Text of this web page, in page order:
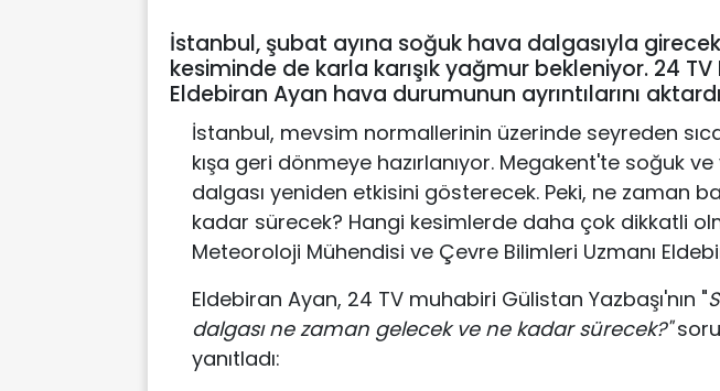
İstanbul, şubat ayına soğuk hava dalgasıyla
kesiminde de karla karışık yağmur bekleniyor. 24
Eldebiran Ayan hava durumunun ayrıntılarını
İstanbul, mevsim normallerinin üzerinde seyreden
kışa geri dönmeye hazırlanıyor. Megakent'te soğuk ve
dalgası yeniden etkisini gösterecek. Peki, ne zaman
kadar sürecek? Hangi kesimlerde daha çok dikkatli
Meteoroloji Mühendisi ve Çevre Bilimleri Uzmanı
Eldebiran Ayan, 24 TV muhabiri Gülistan Yazbaşı'nın "
dalgası ne zaman gelecek ve ne kadar sürecek?"
yanıtladı: